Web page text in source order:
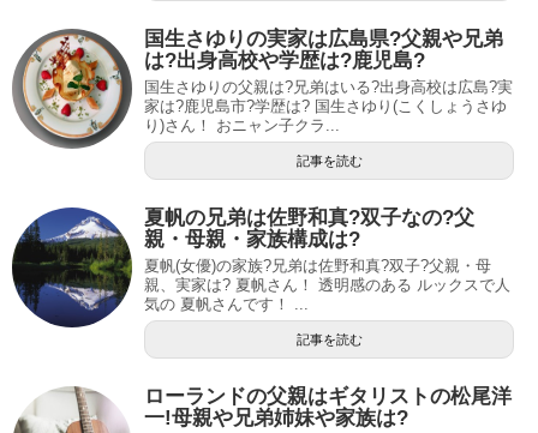
国生さゆりの実家は広島県?父親や兄弟
は?出身高校や学歴は?鹿児島?
国生さゆりの父親は?兄弟はいる?出身高校は広島?実
家は?鹿児島市?学歴は? 国生さゆり(こくしょうさゆ
り)さん！ おニャン子クラ...
記事を読む
夏帆の兄弟は佐野和真?双子なの?父
親・母親・家族構成は?
夏帆(女優)の家族?兄弟は佐野和真?双子?父親・母
親、実家は? 夏帆さん！ 透明感のある ルックスで人
気の 夏帆さんです！ ...
記事を読む
ローランドの父親はギタリストの松尾洋
一!母親や兄弟姉妹や家族は?